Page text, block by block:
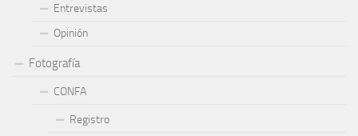
Entrevistas
Opinión
Fotografía
CONFA
Registro